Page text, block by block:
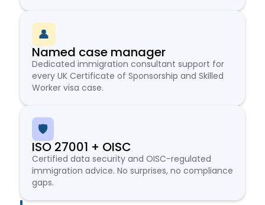
👤
Named case manager
Dedicated immigration consultant support for
every UK Certificate of Sponsorship and Skilled
Worker visa case.
🛡️
ISO 27001 + OISC
Certified data security and OISC-regulated
immigration advice. No surprises, no compliance
gaps.